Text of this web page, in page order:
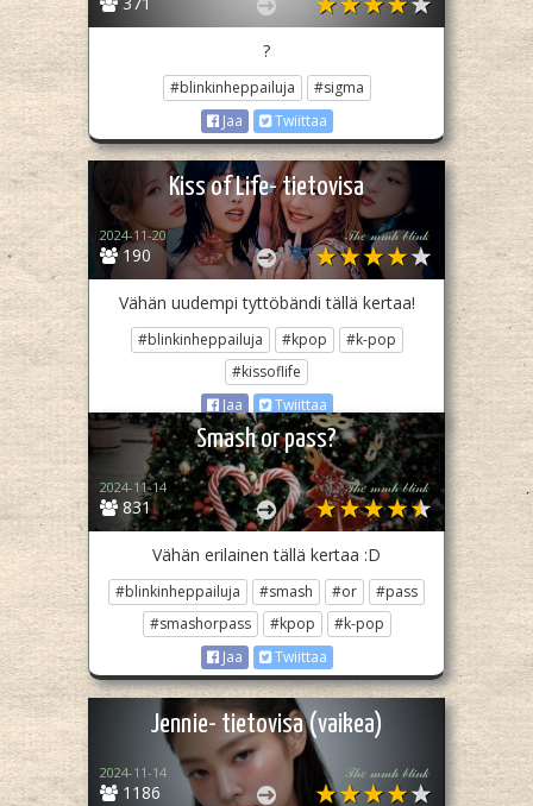
?
#blinkinheppailuja
#sigma
Jaa
Twiittaa
Kiss of Life- tietovisa
190
2024-11-20 𝒯𝒽𝑒 𝓂𝓂𝒽 𝒷𝓁𝒾𝓃𝓀
Vähän uudempi tyttöbändi tällä kertaa!
#blinkinheppailuja #kpop
#k-pop
#kissoflife
Jaa
Twiittaa
Smash or pass?
831
2024-11-14 𝒯𝒽𝑒 𝓂𝓂𝒽 𝒷𝓁𝒾𝓃𝓀
Vähän erilainen tällä kertaa :D
#blinkinheppailuja #smash #or
#pass
#smashorpass
#kpop
#k-pop
Jaa
Twiittaa
Jennie- tietovisa (vaikea)
1186
2024-11-14 𝒯𝒽𝑒 𝓂𝓂𝒽 𝒷𝓁𝒾𝓃𝓀